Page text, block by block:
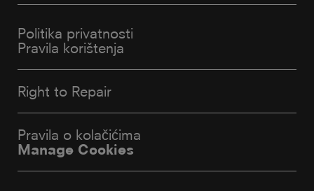
Politika privatnosti
Pravila korištenja
Right to Repair
Pravila o kolačićima
Manage Cookies